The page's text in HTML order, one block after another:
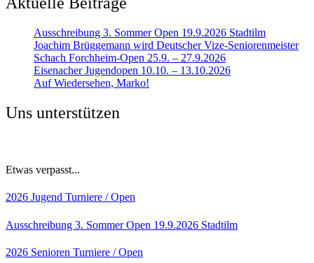
Ausschreibung 3. Sommer Open 19.9.2026 Stadtilm
Joachim Brüggemann wird Deutscher Vize-Seniorenmeister
Schach Forchheim-Open 25.9. – 27.9.2026
Eisenacher Jugendopen 10.10. – 13.10.2026
Auf Wiedersehen, Marko!
Uns unterstützen
Etwas verpasst...
2026 Jugend Turniere / Open
Ausschreibung 3. Sommer Open 19.9.2026 Stadtilm
2026 Senioren Turniere / Open